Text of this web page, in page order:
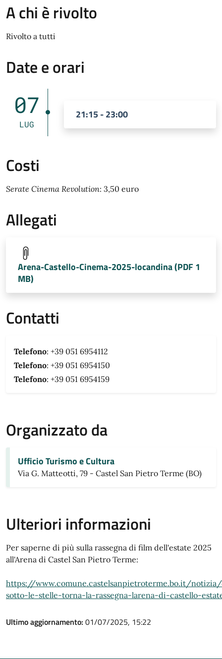
A chi è rivolto
Rivolto a tutti
Date e orari
07
LUG
21:15 - 23:00
Costi
Serate Cinema Revolution: 3,50 euro
Allegati
Arena-Castello-Cinema-2025-locandina (PDF 1
MB)
Contatti
Telefono: +39 051 6954112
Telefono: +39 051 6954150
Telefono: +39 051 6954159
Organizzato da
Ufficio Turismo e Cultura
Via G. Matteotti, 79 - Castel San Pietro Terme (BO)
Ulteriori informazioni
Per saperne di più sulla rassegna di film dell'estate 2025
all'Arena di Castel San Pietro Terme:
https://www.comune.castelsanpietroterme.bo.it/
sotto-le-stelle-torna-la-rassegna-larena-di-castello-
Ultimo aggiornamento: 01/07/2025, 15:22